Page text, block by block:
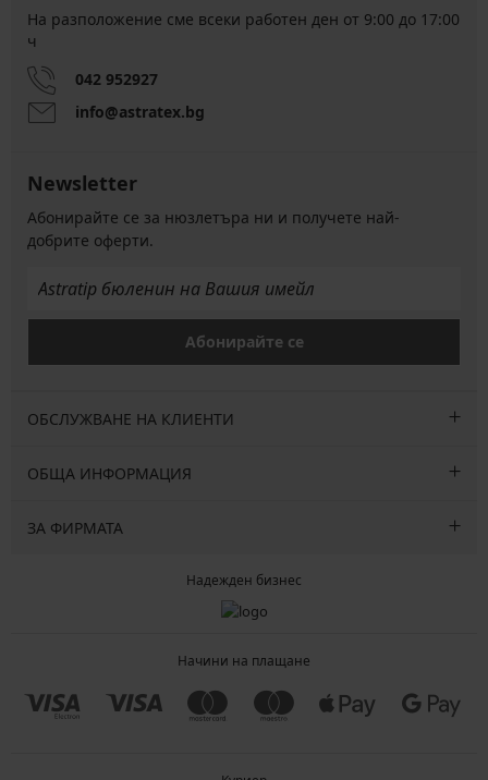
На разположение сме всеки работен ден от 9:00 до 17:00
ч
042 952927
info@astratex.bg
Newsletter
Абонирайте се за нюзлетъра ни и получете най-
добрите оферти.
Абонирайте се
ОБСЛУЖВАНЕ НА КЛИЕНТИ
ОБЩА ИНФОРМАЦИЯ
ЗА ФИРМАТА
Надежден бизнес
Начини на плащане